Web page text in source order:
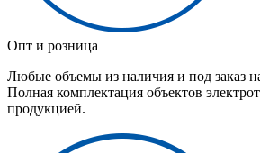
Опт и розница
Любые объемы из наличия и под заказ
Полная комплектация объектов
продукцией.